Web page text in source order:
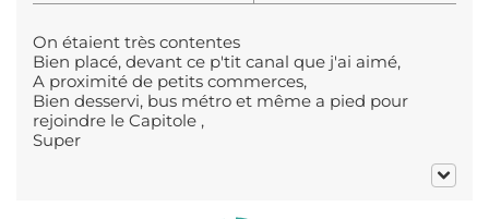
On étaient très contentes
Bien placé, devant ce p'tit canal que j'ai aimé,
A proximité de petits commerces,
Bien desservi, bus métro et même a pied pour
rejoindre le Capitole ,
Super